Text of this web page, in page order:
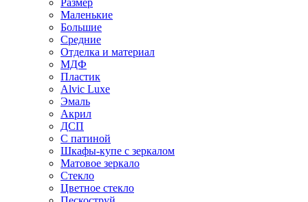
Размер
Маленькие
Большие
Средние
Отделка и материал
МДФ
Пластик
Alvic Luxe
Эмаль
Акрил
ДСП
С патиной
Шкафы-купе с зеркалом
Матовое зеркало
Стекло
Цветное стекло